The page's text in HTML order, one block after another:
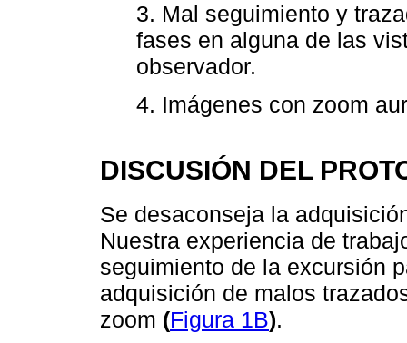
3. Mal seguimiento y
fases en alguna de las
observador.
4. Imágenes con zoom
DISCUSIÓN DEL
Se desaconseja la
Nuestra experiencia de
seguimiento de la excursión
adquisición de malos
zoom (Figura 1B).